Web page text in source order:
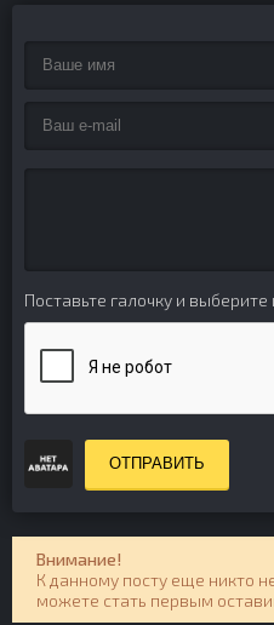
Поставьте галочку и
ОТПРАВИТЬ
Внимание!
К данному посту еще никто
можете стать первым